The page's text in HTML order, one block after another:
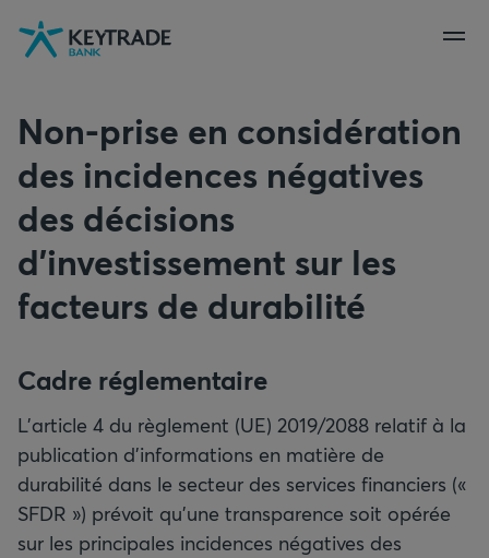
Aller
Aller
Aller
au
Non-prise en considération
des incidences négatives
des décisions
d’investissement sur les
facteurs de durabilité
Cadre réglementaire
L'article 4 du règlement (UE) 2019/2088 relatif à la
publication d'informations en matière de
durabilité dans le secteur des services financiers («
SFDR ») prévoit qu’une transparence soit opérée
sur les principales incidences négatives des